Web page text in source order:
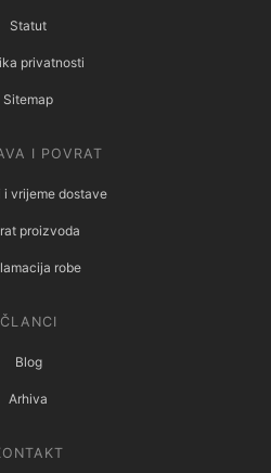
Statut
privatnosti
Sitemap
I POVRAT
i vrijeme dostave
proizvoda
robe
ČLANCI
Blog
Arhiva